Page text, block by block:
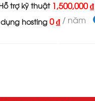
trợ kỹ thuật 1,500,000 ₫
hosting 0 ₫ / năm
số lượng